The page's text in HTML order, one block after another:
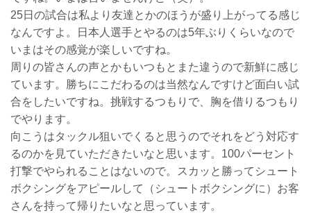
25日の試合は私より友達とかのほうが盛り上がってる感じ
なんですよ。日本人選手とやるのは5年ぶりくらいなので
いまはその感覚が楽しいですね。
周りの皆さんの声とかもいつもとまた違うので新鮮に感じ
ています。勝ちにこだわるのは当然なんですけど面白い試
合をしたいですね。挑戦するつもりで、胸を借りるつもり
でやります。
向こうはタックル狙いでくると思うのでそれをどう対応す
るのかを見ていただきたいなと思います。100パーセント
打撃でやられることはないので。スカッと勝ってシュート
ボクシングをアピールして（シュートボクシングに）お客
さんを持って帰りたいなと思っています。